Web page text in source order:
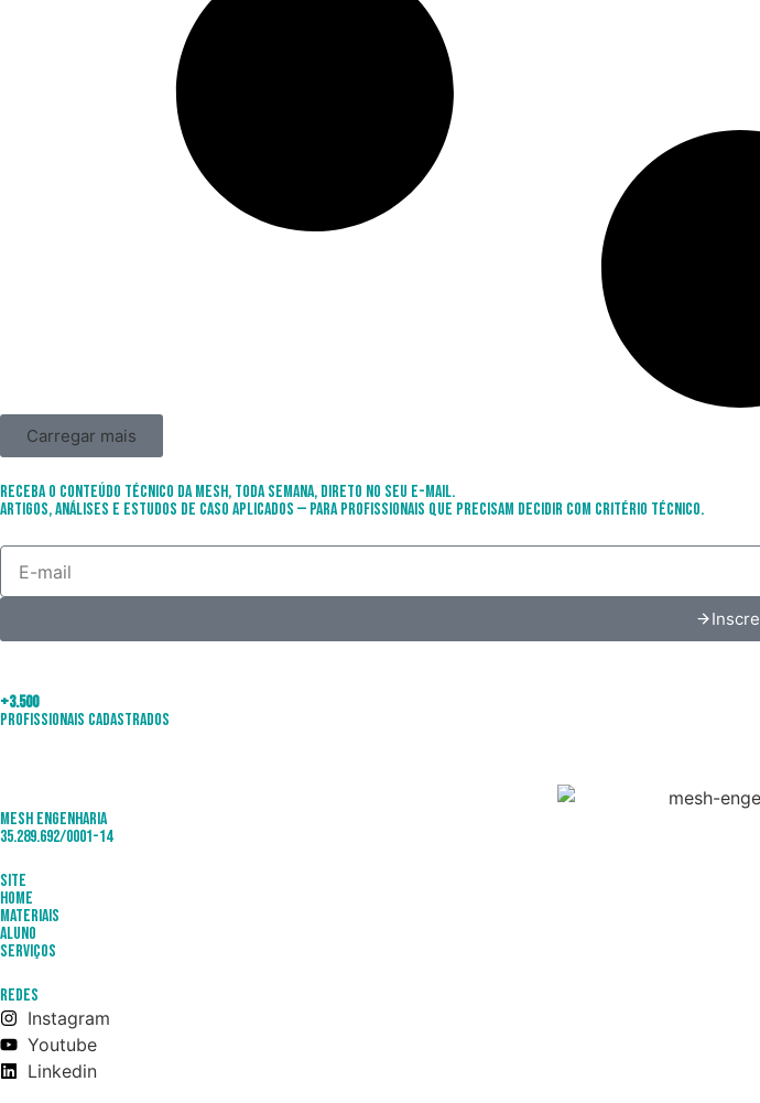
Carregar mais
Receba o conteúdo técnico da Mesh, toda semana, direto no seu e-mail.
Artigos, análises e estudos de caso aplicados — para profissionais que precisam decidir com critério técnico.
+3.500
Profissionais Cadastrados
Mesh Engenharia
35.289.692/0001-14
Site
Home
Materiais
Aluno
Serviços
Redes
Instagram
Youtube
Linkedin